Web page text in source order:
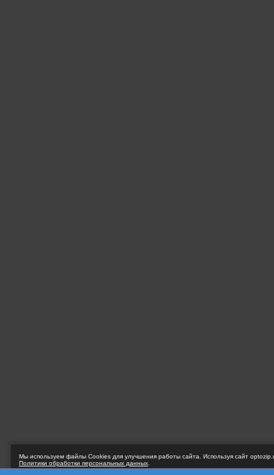
Мы используем файлы Сookies для улучшения работы сайта. Используя сайт
Политики обработки персональных данных.